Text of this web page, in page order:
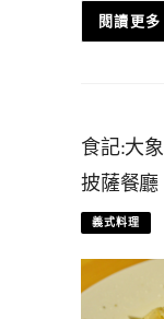
食記:大
披薩餐廳
義式料理